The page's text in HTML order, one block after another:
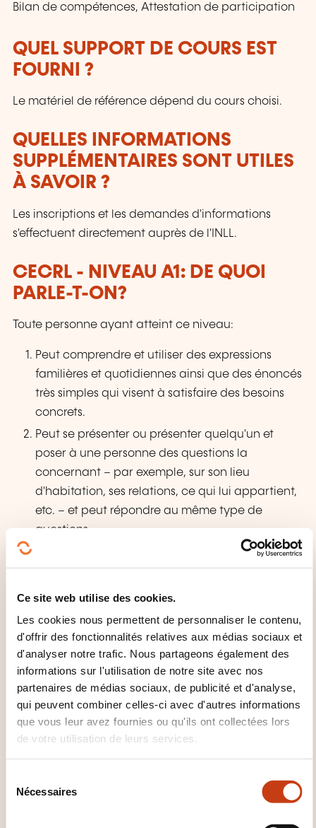
Ce site web utilise des cookies.
Les cookies nous permettent de personnaliser le contenu,
d'offrir des fonctionnalités relatives aux médias sociaux et
d'analyser notre trafic. Nous partageons également des
informations sur l'utilisation de notre site avec nos
partenaires de médias sociaux, de publicité et d'analyse,
qui peuvent combiner celles-ci avec d'autres informations
que vous leur avez fournies ou qu'ils ont collectées lors
de votre utilisation de leurs services.
Nécessaires
Bilan de compétences, Attestation de participation
QUEL SUPPORT DE COURS EST
FOURNI ?
Le matériel de référence dépend du cours choisi.
QUELLES INFORMATIONS
SUPPLÉMENTAIRES SONT UTILES
À SAVOIR ?
Les inscriptions et les demandes d'informations
s'effectuent directement auprès de l'INLL.
CECRL - NIVEAU A1: DE QUOI
PARLE-T-ON?
Toute personne ayant atteint ce niveau:
Peut comprendre et utiliser des expressions
familières et quotidiennes ainsi que des énoncés
très simples qui visent à satisfaire des besoins
concrets.
Peut se présenter ou présenter quelqu'un et
poser à une personne des questions la
concernant – par exemple, sur son lieu
d'habitation, ses relations, ce qui lui appartient,
etc. – et peut répondre au même type de
questions.
Peut communiquer de façon simple si
l'interlocuteur parle lentement et distinctement
Comment contacter
l’organisme de formation